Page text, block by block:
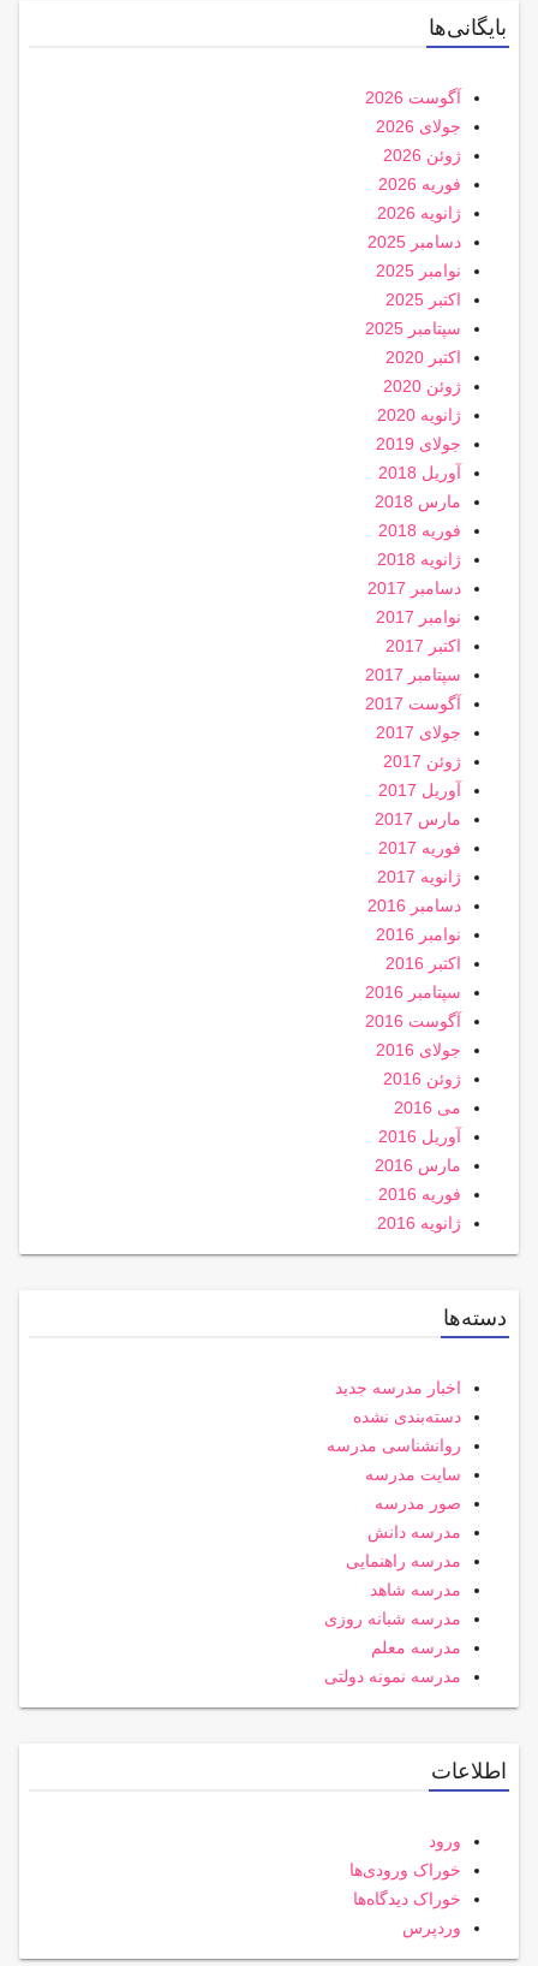
بایگانی‌ها
آگوست 2026
جولای 2026
ژوئن 2026
فوریه 2026
ژانویه 2026
دسامبر 2025
نوامبر 2025
اکتبر 2025
سپتامبر 2025
اکتبر 2020
ژوئن 2020
ژانویه 2020
جولای 2019
آوریل 2018
مارس 2018
فوریه 2018
ژانویه 2018
دسامبر 2017
نوامبر 2017
اکتبر 2017
سپتامبر 2017
آگوست 2017
جولای 2017
ژوئن 2017
آوریل 2017
مارس 2017
فوریه 2017
ژانویه 2017
دسامبر 2016
نوامبر 2016
اکتبر 2016
سپتامبر 2016
آگوست 2016
جولای 2016
ژوئن 2016
می 2016
آوریل 2016
مارس 2016
فوریه 2016
ژانویه 2016
دسته‌ها
اخبار مدرسه جدید
دسته‌بندی نشده
روانشناسی مدرسه
سایت مدرسه
صور مدرسه
مدرسه دانش
مدرسه راهنمایی
مدرسه شاهد
مدرسه شبانه روزی
مدرسه معلم
مدرسه نمونه دولتی
اطلاعات
ورود
خوراک ورودی‌ها
خوراک دیدگاه‌ها
وردپرس